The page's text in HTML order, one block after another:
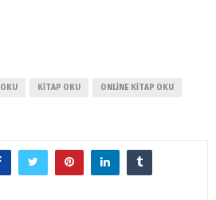
KITAP OKU ONLINE KITAP OKU